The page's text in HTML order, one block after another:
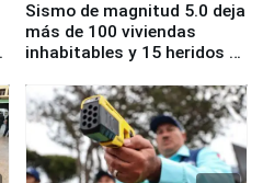
Sismo de magnitud 5.0 deja
más de 100 viviendas
inhabitables y 15 heridos en